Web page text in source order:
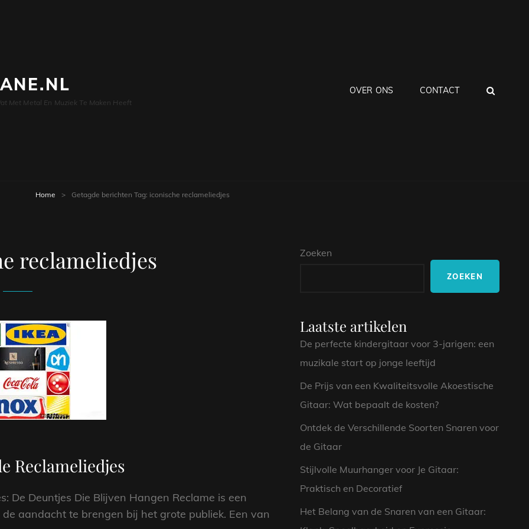
Met Metal En Muziek Te Maken Heeft
OVER ONS CONTACT
Home > Getagde berichten Tag: iconische reclameliedjes
reclameliedjes
Reclameliedjes
De Deuntjes Die Blijven Hangen Reclame is een
aandacht te brengen bij het grote publiek. Een van
Zoeken
ZOEKEN
Laatste artikelen
De perfecte kindergitaar voor 3-jarigen: een
muzikale start op jonge leeftijd
De Prijs van een Kwaliteitsvolle Akoestische
Gitaar: Wat bepaalt de kosten?
Ontdek de Verschillende Soorten Snaren voor
de Gitaar
Stijlvolle Muurhanger voor Je Gitaar:
Praktisch en Decoratief
Het Belang van de Snaren van een Gitaar: